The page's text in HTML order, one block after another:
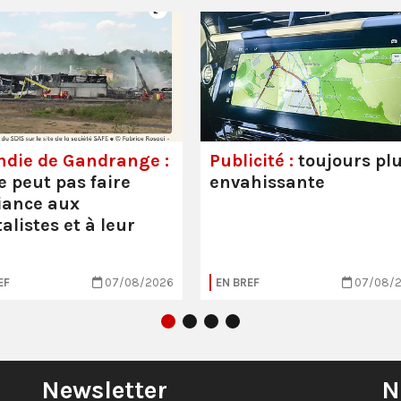
de Gandrange :
peut pas faire
aux
et à leur
07/08/2026
Publicité : toujours
envahissante
EN BREF 07/08/
Newsletter